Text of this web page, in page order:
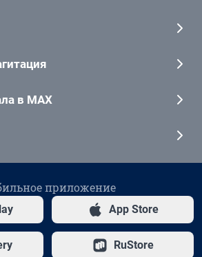
в MAX
приложение
App Store
RuStore